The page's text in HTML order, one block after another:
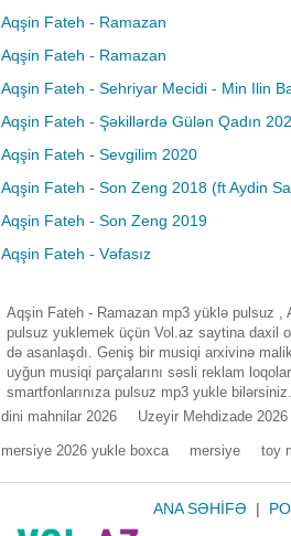
Aqşin Fateh - Ramazan
Aqşin Fateh - Ramazan
Aqşin Fateh - Sehriyar Mecidi - Min Ilin
Aqşin Fateh - Şəkillərdə Gülən Qadın
Aqşin Fateh - Sevgilim 2020
Aqşin Fateh - Son Zeng 2018 (ft Aydin
Aqşin Fateh - Son Zeng 2019
Aqşin Fateh - Vəfasız
Aqşin Fateh - Ramazan mp3 yüklə pulsuz ,
pulsuz yuklemek üçün Vol.az saytina daxil
də asanlaşdı. Geniş bir musiqi arxivinə
uyğun musiqi parçalarını səsli reklam
smartfonlarınıza pulsuz mp3 yukle bilərsiniz.
dini mahnilar 2026 Uzeyir Mehdizade
mersiye 2026 yukle boxca mersiye toy
ANA SƏHİFƏ |